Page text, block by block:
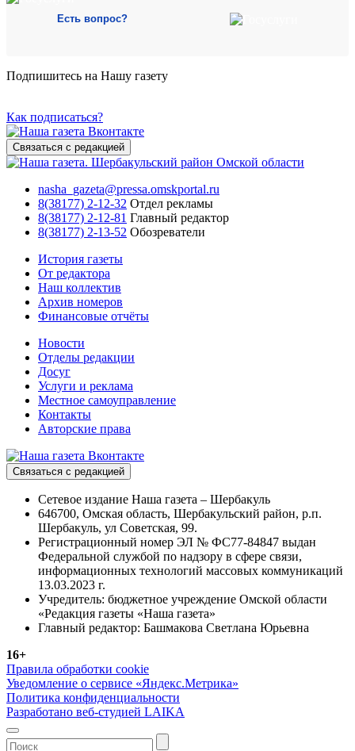
Есть вопрос?
Подпишитесь на Нашу газету
Как подписаться?
Связаться с редакцией
nasha_gazeta@pressa.omskportal.ru
8(38177) 2-12-32 Отдел рекламы
8(38177) 2-12-81 Главный редактор
8(38177) 2-13-52 Обозреватели
История газеты
От редактора
Наш коллектив
Архив номеров
Финансовые отчёты
Новости
Отделы редакции
Досуг
Услуги и реклама
Местное самоуправление
Контакты
Авторские права
Связаться с редакцией
Сетевое издание Наша газета – Шербакуль
646700, Омская область, Шербакульский район, р.п.
Шербакуль, ул Советская, 99.
Регистрационный номер ЭЛ № ФС77-84847 выдан
Федеральной службой по надзору в сфере связи,
информационных технологий массовых коммуникаций
13.03.2023 г.
Учредитель: бюджетное учреждение Омской области
«Редакция газеты «Наша газета»
Главный редактор: Башмакова Светлана Юрьевна
16+
Правила обработки cookie
Уведомление о сервисе «Яндекс.Метрика»
Политика конфиденциальности
Разработано веб-студией LAIKA